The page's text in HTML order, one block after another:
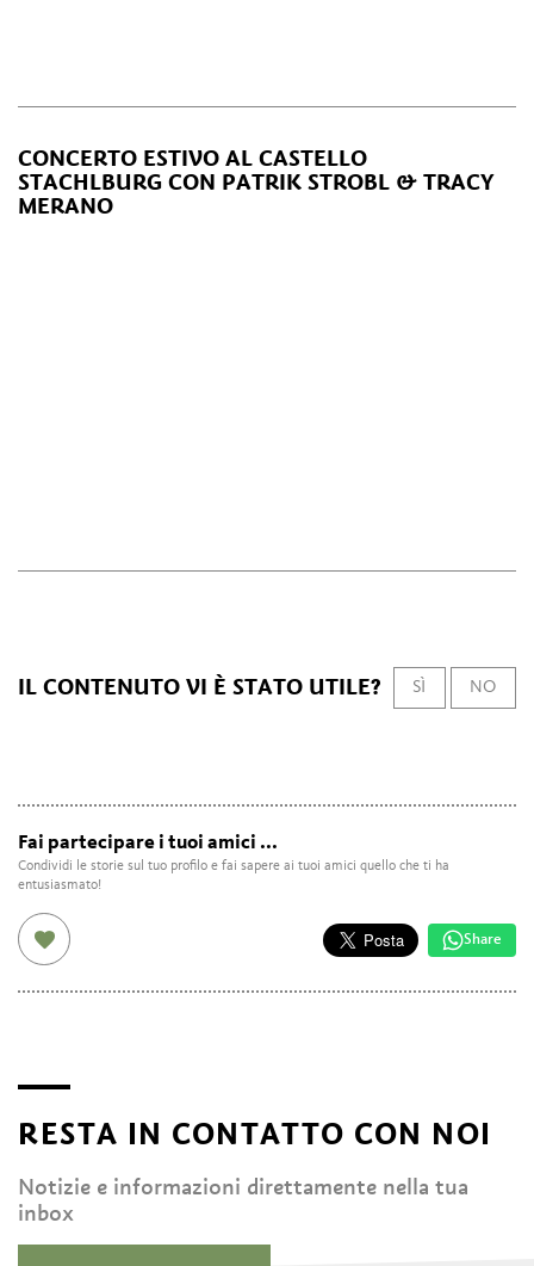
CONCERTO ESTIVO AL CASTELLO
STACHLBURG CON PATRIK STROBL & TRACY
MERANO
IL CONTENUTO VI È STATO UTILE? SÌ NO
Fai partecipare i tuoi amici ...
Condividi le storie sul tuo profilo e fai sapere ai tuoi amici quello che ti ha
entusiasmato!
Share
RESTA IN CONTATTO CON NOI
Notizie e informazioni direttamente nella tua
inbox